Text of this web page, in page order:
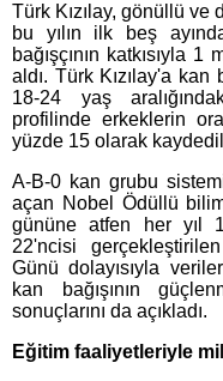
Türk Kızılay, gönüllü ve
bu yılın ilk beş
bağışçının katkısıyla
aldı. Türk Kızılay'a kan
18-24 yaş
profilinde erkeklerin
yüzde 15 olarak
A-B-0 kan grubu
açan Nobel Ödüllü
gününe atfen her yıl
22'ncisi
Günü dolayısıyla
kan bağışının
sonuçlarını da açıkladı.
Eğitim faaliyetleriyle